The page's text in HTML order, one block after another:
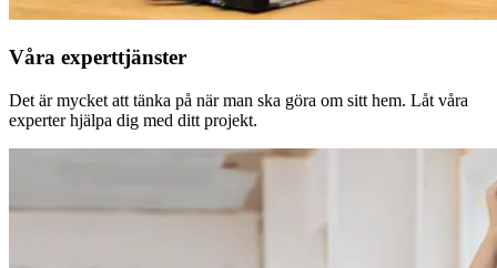
Våra experttjänster
Det är mycket att tänka på när man ska göra om sitt hem. Låt våra
experter hjälpa dig med ditt projekt.